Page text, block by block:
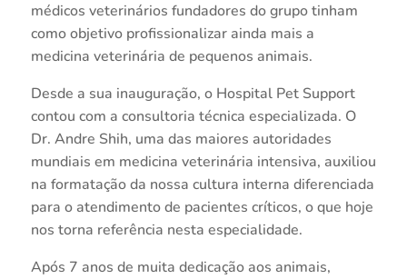
médicos veterinários fundadores do grupo tinham
como objetivo profissionalizar ainda mais a
medicina veterinária de pequenos animais.
Desde a sua inauguração, o Hospital Pet Support
contou com a consultoria técnica especializada. O
Dr. Andre Shih, uma das maiores autoridades
mundiais em medicina veterinária intensiva, auxiliou
na formatação da nossa cultura interna diferenciada
para o atendimento de pacientes críticos, o que hoje
nos torna referência nesta especialidade.
Após 7 anos de muita dedicação aos animais,